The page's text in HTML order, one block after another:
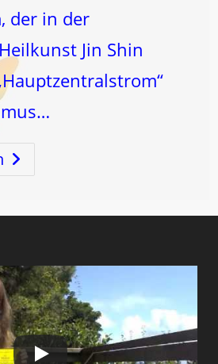
der in der
Jin Shin
Der
Lebensstrom:
ICH